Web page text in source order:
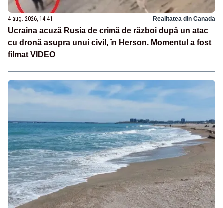
4 aug. 2026, 14:41 Realitatea din Canada
Ucraina acuză Rusia de crimă de război după un atac
cu dronă asupra unui civil, în Herson. Momentul a fost
filmat VIDEO